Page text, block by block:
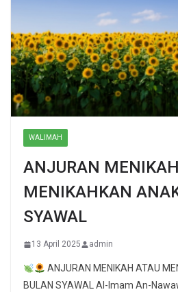
WALIMAH
ANJURAN
MENIKAHKAN
SYAWAL
13 April 2025 admin
ANJURAN MENIKAH ATAU
BULAN SYAWAL Al-Imam An-